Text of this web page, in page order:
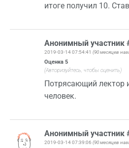
итоге получил 10.
Анонимный участник
2019-03-14 07:54:41 (90 месяцев
Оценка 5
(Авторизуйтесь, чтобы оценить)
Потрясающий лектор
человек.
Анонимный участник
2019-03-14 07:39:06 (90 месяцев